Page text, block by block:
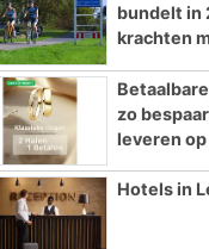
bundelt in
krachten
zo
leveren
Hotels in